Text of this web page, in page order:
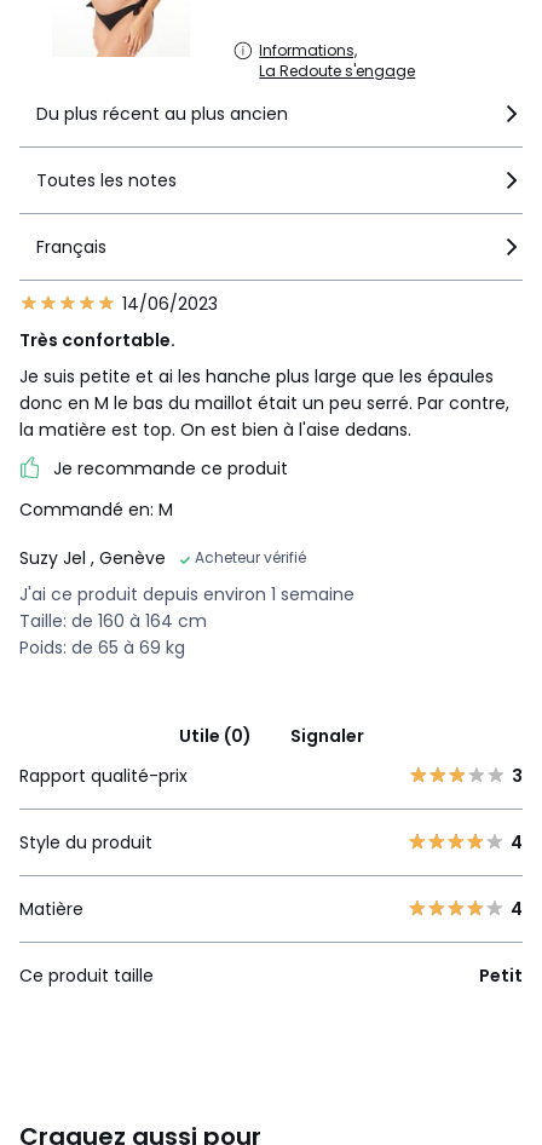
Informations,
La Redoute s'engage
Du plus récent au plus ancien
Toutes les notes
Français
14/06/2023
Très confortable.
Je suis petite et ai les hanche plus large que les épaules
donc en M le bas du maillot était un peu serré. Par contre,
la matière est top. On est bien à l'aise dedans.
Je recommande ce produit
Commandé en: M
Suzy Jel , Genève Acheteur vérifié
J'ai ce produit depuis environ 1 semaine
Taille: de 160 à 164 cm
Poids: de 65 à 69 kg
Utile (0)
Signaler
Rapport qualité-prix
3
Style du produit 4
Matière 4
Ce produit taille Petit
Craquez aussi pour